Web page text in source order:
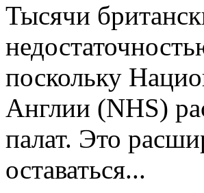
Тысячи
поскольку
Англии (NHS)
палат. Это
оставаться...